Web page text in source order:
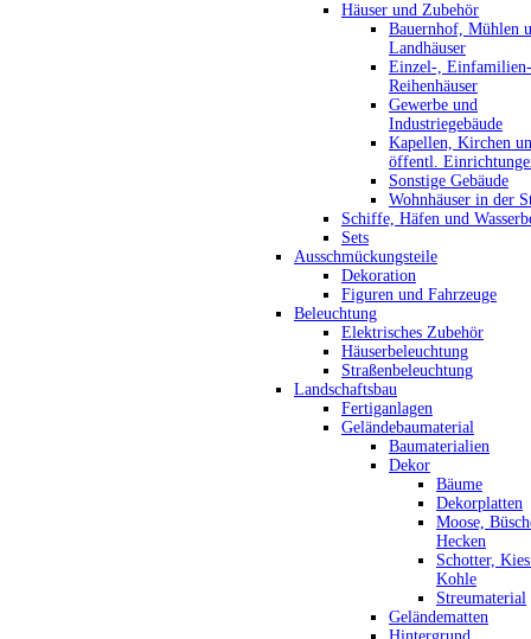
Häuser und Zubehör
Bauernhof, Mühlen
Landhäuser
Einzel-,
Reihenhäuser
Gewerbe und
Industriegebäude
Kapellen, Kirchen
öffentl.
Sonstige Gebäude
Wohnhäuser in der
Schiffe, Häfen und
Sets
Ausschmückungsteile
Dekoration
Figuren und Fahrzeuge
Beleuchtung
Elektrisches Zubehör
Häuserbeleuchtung
Straßenbeleuchtung
Landschaftsbau
Fertiganlagen
Geländebaumaterial
Baumaterialien
Dekor
Bäume
Dekorplatten
Moose,
Hecken
Schotter,
Kohle
Streumaterial
Geländematten